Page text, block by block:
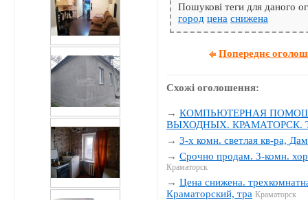
Пошукові теги для даного
город цена снижена
Попереднє
Схожі оголошення:
→КОМПЬЮТЕРНАЯ
ВЫХОДНЫХ. КРАМАТОРСК.
→3-х комн. светлая кв-ра,
→Срочно продам. 3-комн.
Краматорск
→Цена снижена.
Краматорский, тра Краматорск